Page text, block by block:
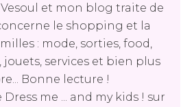
et mon blog traite de
le shopping et la
: mode, sorties, food,
jouets, services et bien plus
Bonne lecture !
Dress me ... and my kids ! sur